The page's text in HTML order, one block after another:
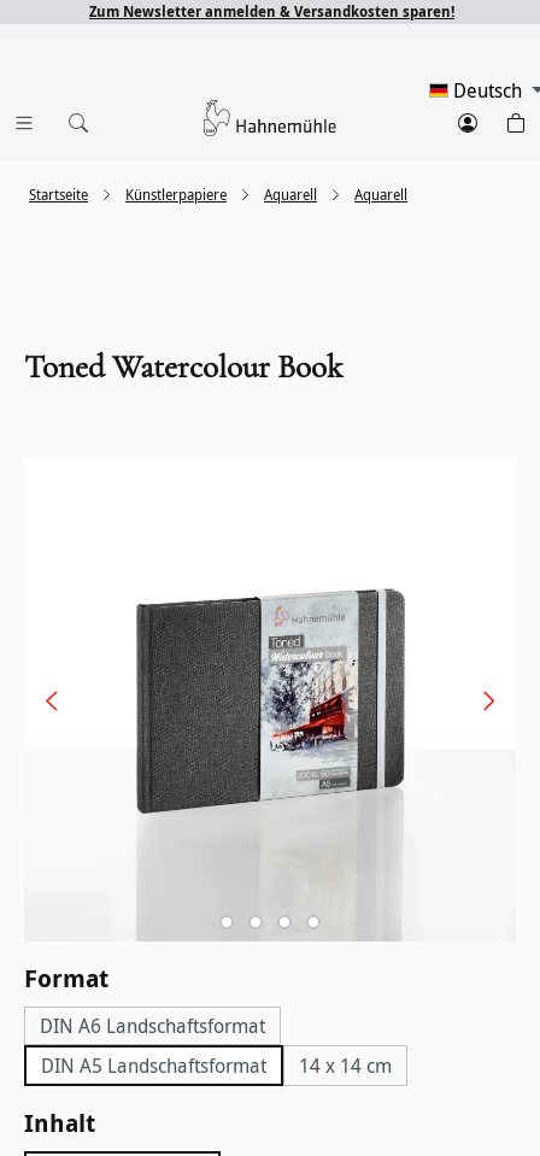
Zum Newsletter anmelden & Versandkosten sparen!
Deutsch
Aquarell
Aquarell
Künstlerpapiere
Startseite
Toned Watercolour Book
Formatauswählen
DIN A6 Landschaftsformat
DIN A5 Landschaftsformat
14 x 14 cm
Inhaltauswählen